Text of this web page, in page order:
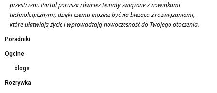
przestrzeni. Portal porusza również tematy związane z nowinkami
technologicznymi, dzięki czemu możesz być na bieżąco z rozwiązaniami,
które ułatwiają życie i wprowadzają nowoczesność do Twojego otoczenia.
Poradniki
Ogolne
blogs
Rozrywka